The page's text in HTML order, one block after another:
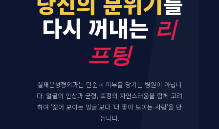
다시 꺼내는 리
프팅
설재윤성형외과는 단순히 피부를 당기는 병원이 아닙니
다. 얼굴의 인상과 균형, 표정의 자연스러움을 함께 고려
하여 ‘젊어 보이는 얼굴’보다 ‘더 좋아 보이는 사람’을 만
듭니다.